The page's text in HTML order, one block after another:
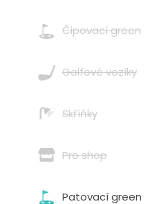
Čipovací green
Golfové vozíky
Skříňky
Pro shop
Patovací green